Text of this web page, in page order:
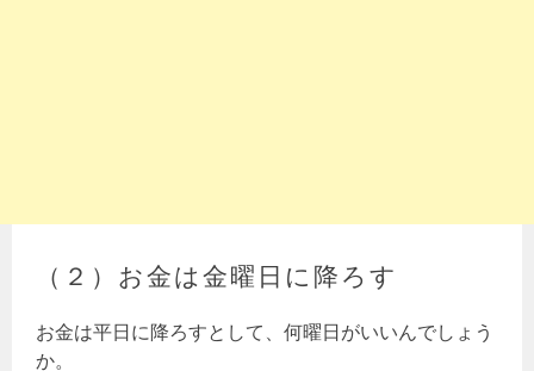
（２）お金は金曜日に降ろす
お金は平日に降ろすとして、何曜日がいいんでしょう
か。